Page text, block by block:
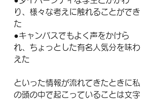
り、様々な考えに触れることができ
た
●キャンパスでもよく声をかけら
れ、ちょっとした有名人気分を味わ
えた
といった情報が流れてきたときに私
の頭の中で起こっていることは文字